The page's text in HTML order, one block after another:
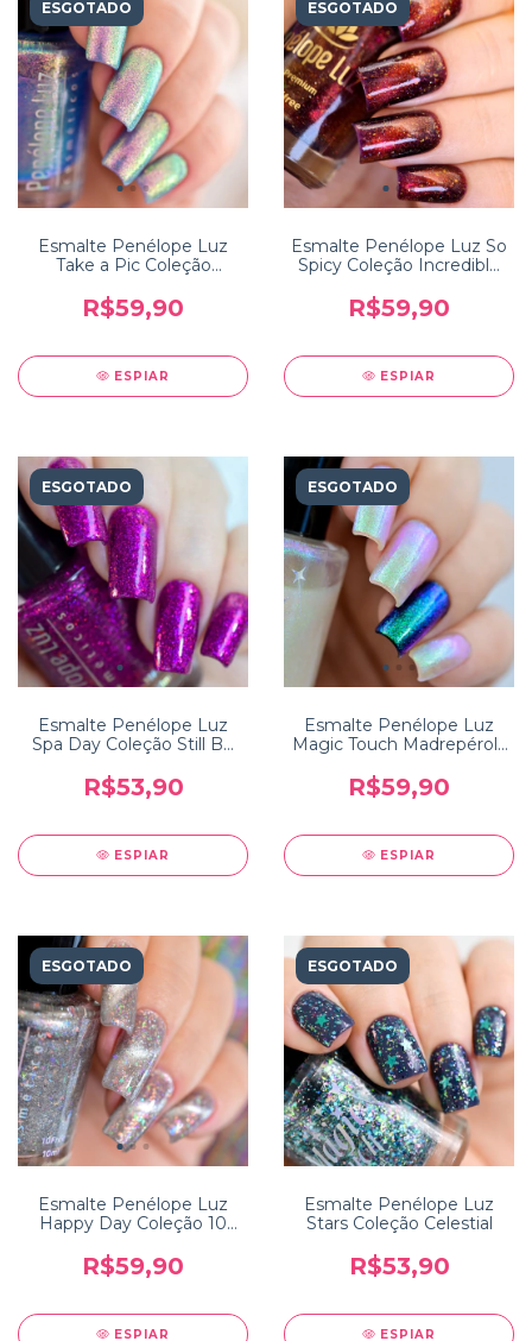
ESGOTADO
Esmalte Penélope Luz
Take a Pic Coleção
R$59,90
ESPIAR
ESGOTADO
Esmalte Penélope Luz So
Spicy Coleção Incredible
R$59,90
ESPIAR
ESGOTADO
Esmalte Penélope Luz
Spa Day Coleção Still Be
R$53,90
ESPIAR
ESGOTADO
Esmalte Penélope Luz
Magic Touch Madrepérola
R$59,90
ESPIAR
ESGOTADO
Esmalte Penélope Luz
Happy Day Coleção 10
R$59,90
ESPIAR
ESGOTADO
Esmalte Penélope Luz
Stars Coleção Celestial
R$53,90
ESPIAR